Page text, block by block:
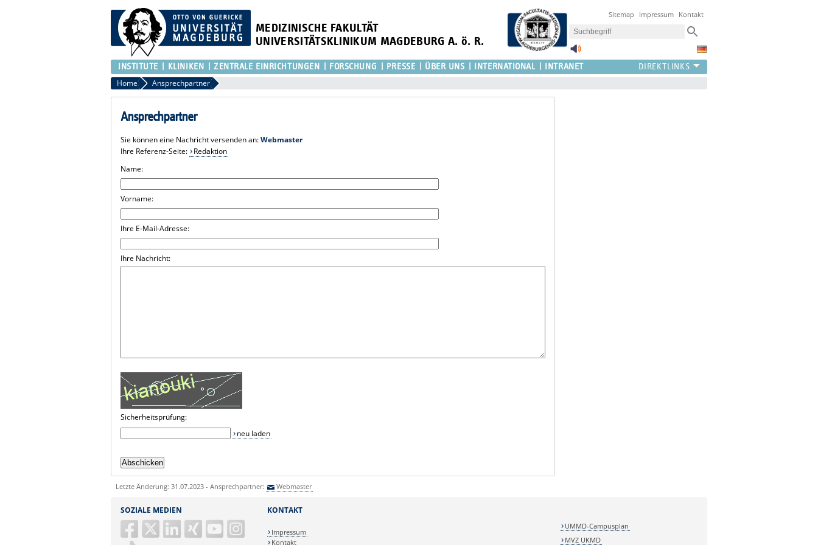
MEDIZINISCHE FAKULTÄT
UNIVERSITÄTSKLINIKUM MAGDEBURG A. ö. R.
Sitemap Impressum Kontakt
INSTITUTE KLINIKEN ZENTRALE EINRICHTUNGEN FORSCHUNG PRESSE ÜBER UNS INTERNATIONAL INTRANET
Home Ansprechpartner
Ansprechpartner
Sie können eine Nachricht versenden an:Webmaster
Ihre Referenz-Seite:
Redaktion
Name:
Vorname:
Ihre E-Mail-Adresse:
Ihre Nachricht:
Sicherheitsprüfung:
neu laden
Letzte Änderung: 31.07.2023 - Ansprechpartner: Webmaster
SOZIALE MEDIEN KONTAKT
Impressum
Kontakt
UMMD-Campusplan
MVZ UKMD